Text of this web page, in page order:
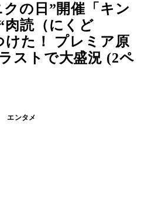
クの日”開催「キン
肉読（にくど
けた！ プレミア原
ストで大盛況 (2ペ
エンタメ